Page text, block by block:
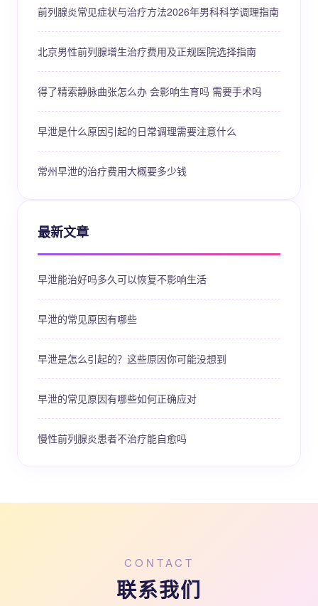
前列腺炎常见症状与治疗方法2026年男科科学调理指南
北京男性前列腺增生治疗费用及正规医院选择指南
得了精索静脉曲张怎么办 会影响生育吗 需要手术吗
早泄是什么原因引起的日常调理需要注意什么
常州早泄的治疗费用大概要多少钱
最新文章
早泄能治好吗多久可以恢复不影响生活
早泄的常见原因有哪些
早泄是怎么引起的？这些原因你可能没想到
早泄的常见原因有哪些如何正确应对
慢性前列腺炎患者不治疗能自愈吗
CONTACT
联系我们